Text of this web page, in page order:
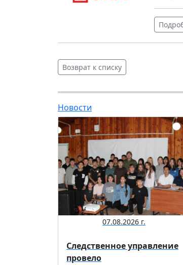
Возврат к списку
Новости
07.08.2026 г.
Следственное управление
провело